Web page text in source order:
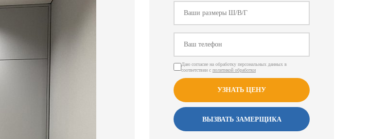
Даю согласие на обработку персональных данных в
соответствии с политикой обработки
УЗНАТЬ ЦЕНУ
ВЫЗВАТЬ ЗАМЕРЩИКА